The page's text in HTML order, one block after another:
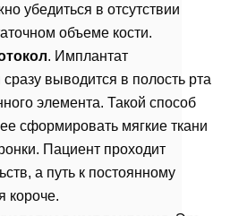
убедиться в отсутствии
объеме кости.
. Имплантат
выводится в полость рта
элемента. Такой способ
сформировать мягкие ткани
Пациент проходит
а путь к постоянному
короче.